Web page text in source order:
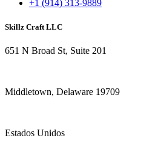
+1 (914) 313-9889
Skillz Craft LLC
651 N Broad St, Suite 201
Middletown, Delaware 19709
Estados Unidos